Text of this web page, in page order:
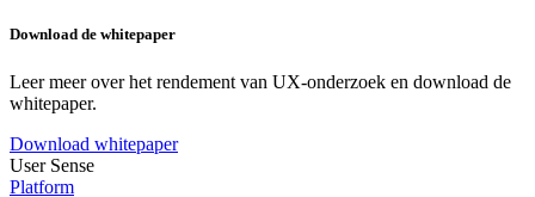
Download de whitepaper
Leer meer over het rendement van UX-onderzoek en download de
whitepaper.
Download whitepaper
User Sense
Platform